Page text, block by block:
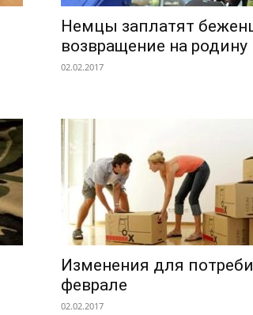
Немцы заплатят
возвращение на родину
02.02.2017
Изменения для
феврале
02.02.2017